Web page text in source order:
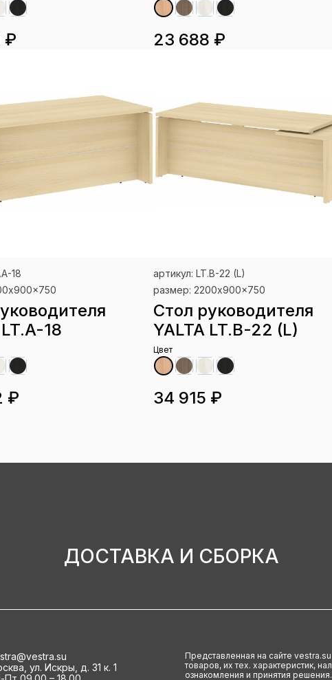
₽ 23 688 ₽
18
18
₽
артикул: LT.B-22 (L)
размер: 2200x900x750
Стол руководителя
YALTA LT.B-22 (L)
Цвет
34 915 ₽
ДОСТАВКА И СБОРКА
ул. Искры, д. 31 к. 1
Представленная на сайте
товаров, их тех. характеристик,
ознакомления и принятия